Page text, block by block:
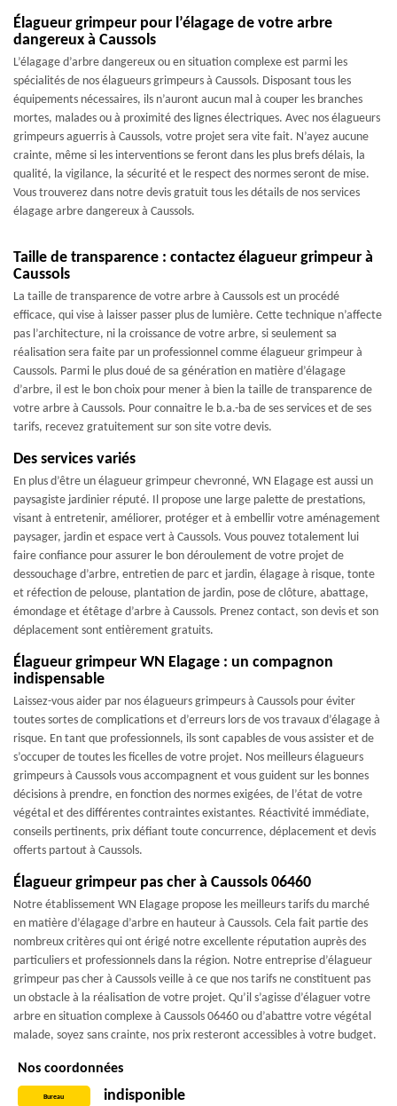
Élagueur grimpeur pour l’élagage de votre arbre
dangereux à Caussols
L’élagage d’arbre dangereux ou en situation complexe est parmi les
spécialités de nos élagueurs grimpeurs à Caussols. Disposant tous les
équipements nécessaires, ils n’auront aucun mal à couper les branches
mortes, malades ou à proximité des lignes électriques. Avec nos élagueurs
grimpeurs aguerris à Caussols, votre projet sera vite fait. N’ayez aucune
crainte, même si les interventions se feront dans les plus brefs délais, la
qualité, la vigilance, la sécurité et le respect des normes seront de mise.
Vous trouverez dans notre devis gratuit tous les détails de nos services
élagage arbre dangereux à Caussols.
Taille de transparence : contactez élagueur grimpeur à
Caussols
La taille de transparence de votre arbre à Caussols est un procédé
efficace, qui vise à laisser passer plus de lumière. Cette technique n’affecte
pas l’architecture, ni la croissance de votre arbre, si seulement sa
réalisation sera faite par un professionnel comme élagueur grimpeur à
Caussols. Parmi le plus doué de sa génération en matière d’élagage
d’arbre, il est le bon choix pour mener à bien la taille de transparence de
votre arbre à Caussols. Pour connaitre le b.a.-ba de ses services et de ses
tarifs, recevez gratuitement sur son site votre devis.
Des services variés
En plus d’être un élagueur grimpeur chevronné, WN Elagage est aussi un
paysagiste jardinier réputé. Il propose une large palette de prestations,
visant à entretenir, améliorer, protéger et à embellir votre aménagement
paysager, jardin et espace vert à Caussols. Vous pouvez totalement lui
faire confiance pour assurer le bon déroulement de votre projet de
dessouchage d’arbre, entretien de parc et jardin, élagage à risque, tonte
et réfection de pelouse, plantation de jardin, pose de clôture, abattage,
émondage et étêtage d’arbre à Caussols. Prenez contact, son devis et son
déplacement sont entièrement gratuits.
Élagueur grimpeur WN Elagage : un compagnon
indispensable
Laissez-vous aider par nos élagueurs grimpeurs à Caussols pour éviter
toutes sortes de complications et d’erreurs lors de vos travaux d’élagage à
risque. En tant que professionnels, ils sont capables de vous assister et de
s’occuper de toutes les ficelles de votre projet. Nos meilleurs élagueurs
grimpeurs à Caussols vous accompagnent et vous guident sur les bonnes
décisions à prendre, en fonction des normes exigées, de l’état de votre
végétal et des différentes contraintes existantes. Réactivité immédiate,
conseils pertinents, prix défiant toute concurrence, déplacement et devis
offerts partout à Caussols.
Élagueur grimpeur pas cher à Caussols 06460
Notre établissement WN Elagage propose les meilleurs tarifs du marché
en matière d’élagage d’arbre en hauteur à Caussols. Cela fait partie des
nombreux critères qui ont érigé notre excellente réputation auprès des
particuliers et professionnels dans la région. Notre entreprise d’élagueur
grimpeur pas cher à Caussols veille à ce que nos tarifs ne constituent pas
un obstacle à la réalisation de votre projet. Qu’il s’agisse d’élaguer votre
arbre en situation complexe à Caussols 06460 ou d’abattre votre végétal
malade, soyez sans crainte, nos prix resteront accessibles à votre budget.
Nos coordonnées
Bureau indisponible